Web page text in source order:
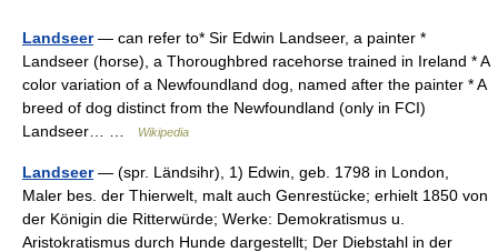
Landseer— can refer to* Sir Edwin Landseer, a painter *
Landseer (horse), a Thoroughbred racehorse trained in Ireland * A
color variation of a Newfoundland dog, named after the painter * A
breed of dog distinct from the Newfoundland (only in FCI)
Landseer… …
Wikipedia
Landseer— (spr. Ländsihr), 1) Edwin, geb. 1798 in London,
Maler bes. der Thierwelt, malt auch Genrestücke; erhielt 1850 von
der Königin die Ritterwürde; Werke: Demokratismus u.
Aristokratismus durch Hunde dargestellt; Der Diebstahl in der